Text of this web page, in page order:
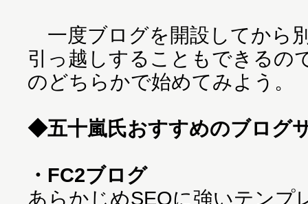
一度ブログを開設してから
引っ越しすることもできるの
のどちらかで始めてみよう。
◆五十嵐氏おすすめのブログ
・FC2ブログ
あらかじめSEOに強いテンプ